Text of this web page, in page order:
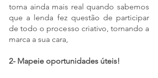
torna ainda mais real quando sabemos
que a lenda fez questão de participar
de todo o processo criativo, tornando a
marca a sua cara,
2- Mapeie oportunidades úteis!